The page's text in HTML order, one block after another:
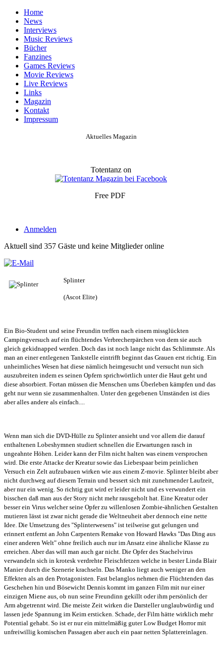
Home
News
Interviews
Music Reviews
Bücher
Fanzines
Games Reviews
Movie Reviews
Live Reviews
Links
Magazin
Kontakt
Impressum
Aktuelles Magazin
Totentanz on
Free PDF
Anmelden
Aktuell sind 357 Gäste und keine Mitglieder online
Splinter
(Ascot Elite)
Ein Bio-Student und seine Freundin treffen nach einem missglückten
Campingversuch auf ein flüchtendes Verbrecherpärchen von dem sie auch
gleich gekidnapped werden. Doch das ist noch lange nicht das Schlimmste. Als
man an einer entlegenen Tankstelle eintrifft beginnt das Grauen erst richtig. Ein
unheimliches Wesen hat diese nämlich heimgesucht und versucht nun sich
auszubreiten indem es seinen Opfern sprichwörtlich unter die Haut geht und
diese absorbiert. Fortan müssen die Menschen ums Überleben kämpfen und das
geht nur wenn sie zusammenhalten. Unter den gegebenen Umständen ist dies
aber alles andere als einfach....
Wenn man sich die DVD-Hülle zu Splinter ansieht und vor allem die darauf
enthaltenen Lobeshymnen studiert schnellen die Erwartungen rasch in
ungeahnte Höhen. Leider kann der Film nicht halten was einem versprochen
wird. Die erste Attacke der Kreatur sowie das Liebespaar beim peinlichen
Versuch ein Zelt aufzubauen wirken wie aus einem Z-movie. Splinter bleibt aber
nicht durchweg auf diesem Terrain und bessert sich mit zunehmender Laufzeit,
aber nur ein wenig. So richtig gut wird er leider nicht und es verwundert ein
bisschen daß man aus der Story nicht mehr rausgeholt hat. Eine Kreatur oder
besser ein Virus welcher seine Opfer zu willenlosen Zombie-ähnlichen Gestalten
mutieren lässt ist zwar nicht gerade die Weltneuheit aber dennoch eine nette
Idee. Die Umsetzung des "Splinterwesens" ist teilweise gut gelungen und
erinnert entfernt an John Carpenters Remake von Howard Hawks "Das Ding aus
einer anderen Welt" ohne freilich auch nur im Ansatz eine ähnliche Klasse zu
erreichen. Aber das will man auch gar nicht. Die Opfer des Stachelvirus
verwandeln sich in krotesk verdrehte Fleischfetzen welche in bester Linda Blair
Manier durch die Szenerie krachseln. Das Manko liegt auch weniger an den
Effekten als an den Protagonisten. Fast belanglos nehmen die Flüchtenden das
Geschehen hin und Bösewicht Dennis kommt im ganzen Film mit nur einer
einzigen Miene aus, ob nun seine Freundinn gekillt oder ihm persönlich der
Arm abgetrennt wird. Die meiste Zeit wirken die Darsteller unglaubwürdig und
lassen jede Spannung im Keim ersticken. Schade, der Film hätte wirklich mehr
Potential gehabt. So ist er nur ein mittelmäßig guter Low Budget Horror mit
unfreiwillig komischen Passagen aber auch ein paar netten Splattereinlagen.